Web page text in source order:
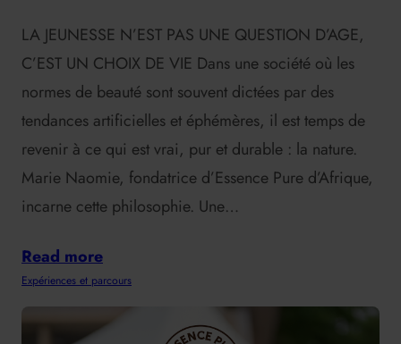
LA JEUNESSE N’EST PAS UNE QUESTION D’AGE,
C’EST UN CHOIX DE VIE Dans une société où les
normes de beauté sont souvent dictées par des
tendances artificielles et éphémères, il est temps de
revenir à ce qui est vrai, pur et durable : la nature.
Marie Naomie, fondatrice d’Essence Pure d’Afrique,
incarne cette philosophie. Une…
Read more
Expériences et parcours